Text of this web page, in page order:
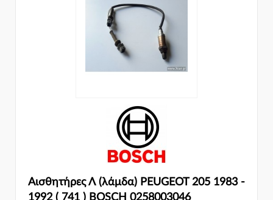
Αισθητήρες Λ (λάμδα) PEUGEOT 205 1983 -